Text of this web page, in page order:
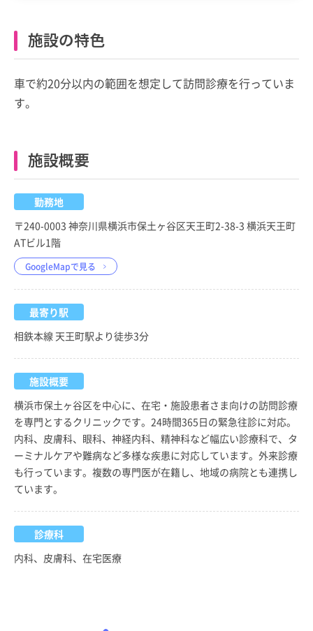
施設の特色
車で約20分以内の範囲を想定して訪問診療を行っていま
す。
施設概要
勤務地
〒240-0003 神奈川県横浜市保土ヶ谷区天王町2-38-3 横浜天王町
ATビル1階
GoogleMapで見る
最寄り駅
相鉄本線 天王町駅より徒歩3分
施設概要
横浜市保土ヶ谷区を中心に、在宅・施設患者さま向けの訪問診療
を専門とするクリニックです。24時間365日の緊急往診に対応。
内科、皮膚科、眼科、神経内科、精神科など幅広い診療科で、タ
ーミナルケアや難病など多様な疾患に対応しています。外来診療
も行っています。複数の専門医が在籍し、地域の病院とも連携し
ています。
診療科
内科、皮膚科、在宅医療